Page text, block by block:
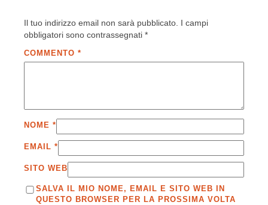
Il tuo indirizzo email non sarà pubblicato. I campi
obbligatori sono contrassegnati *
COMMENTO *
NOME *
EMAIL *
SITO WEB
SALVA IL MIO NOME, EMAIL E SITO WEB IN
QUESTO BROWSER PER LA PROSSIMA VOLTA